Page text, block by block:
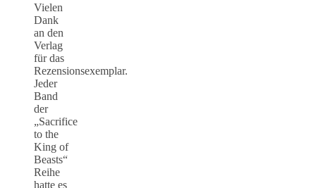
Vielen
Dank
an den
Verlag
für das
Rezensionsexemplar.
Jeder
Band
der
„Sacrifice
to the
King of
Beasts“
Reihe
hatte es